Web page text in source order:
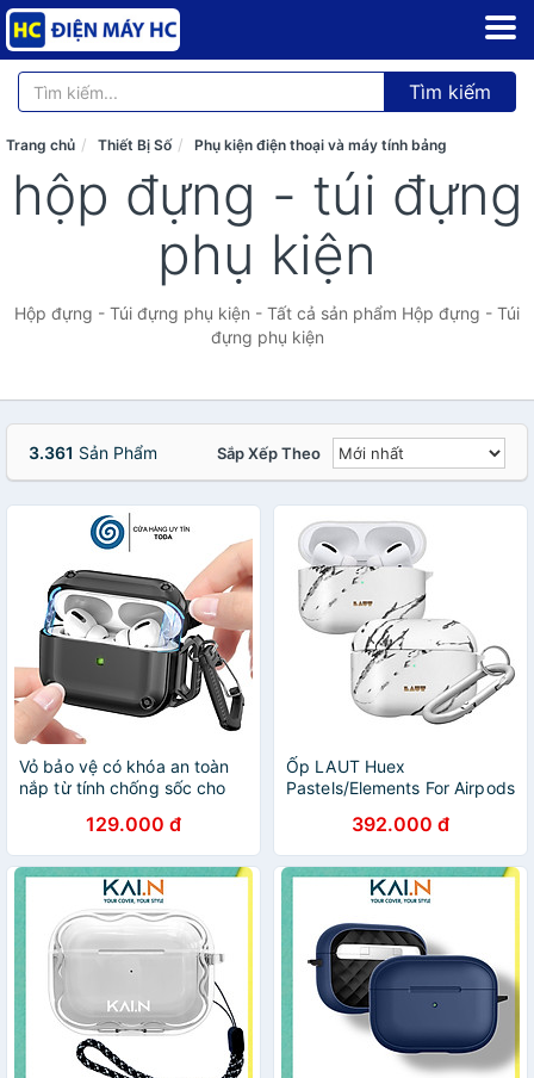
Tìm kiếm
Trang chủ Thiết Bị Số Phụ kiện điện thoại và máy tính bảng
hộp đựng - túi đựng
phụ kiện
Hộp đựng - Túi đựng phụ kiện - Tất cả sản phẩm Hộp đựng - Túi
đựng phụ kiện
3.361 Sản Phẩm Sắp Xếp Theo
Vỏ bảo vệ có khóa an toàn
nắp từ tính chống sốc cho
129.000 đ
Ốp LAUT Huex
Pastels/Elements For Airpods
mượt, chống bám vân tay
Hàng Chính Hãng
392.000 đ